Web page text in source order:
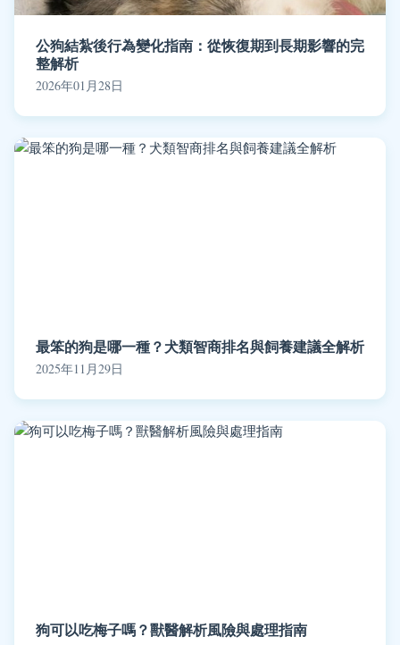
公狗結紮後行為變化指南：從恢復期到長期影響的完
整解析
2026年01月28日
最笨的狗是哪一種？犬類智商排名與飼養建議全解析
2025年11月29日
狗可以吃梅子嗎？獸醫解析風險與處理指南